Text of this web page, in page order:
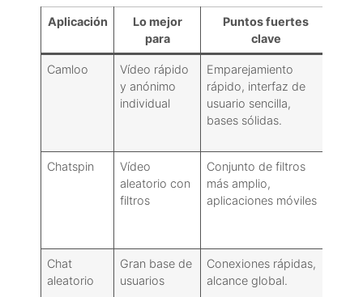
Aplicación
Lo mejor
para
Puntos fuertes
clave
Camloo
Vídeo rápido
y anónimo
individual
Emparejamiento
rápido, interfaz de
usuario sencilla,
bases sólidas.
Chatspin
Vídeo
aleatorio con
filtros
Conjunto de filtros
más amplio,
aplicaciones móviles
Chat
aleatorio
Gran base de
usuarios
Conexiones rápidas,
alcance global.